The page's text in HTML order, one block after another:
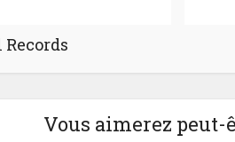
Vous aimerez peut-